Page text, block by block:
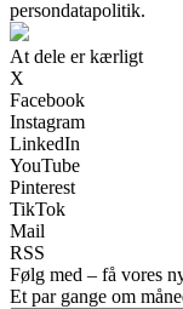
persondatapolitik.
At dele er kærligt
X
Facebook
Instagram
LinkedIn
YouTube
Pinterest
TikTok
Mail
RSS
Følg med – få vores
Et par gange om